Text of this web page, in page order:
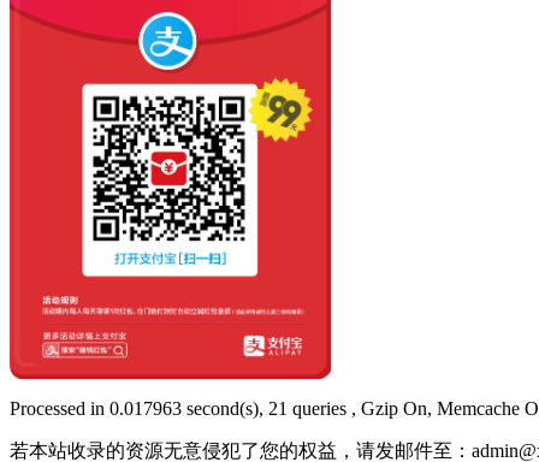
Processed in 0.017963 second(s), 21 queries , Gzip On, Memcache
若本站收录的资源无意侵犯了您的权益，请发邮件至：